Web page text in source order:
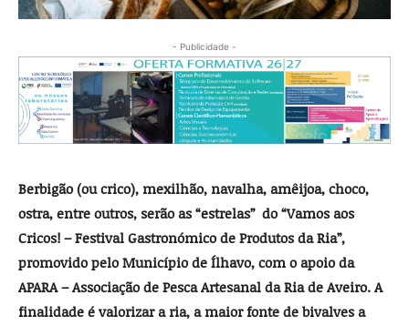
- Publicidade -
Berbigão (ou crico), mexilhão, navalha, amêijoa, choco,
ostra, entre outros, serão as “estrelas” do “Vamos aos
Cricos! – Festival Gastronómico de Produtos da Ria”,
promovido pelo Município de Ílhavo, com o apoio da
APARA – Associação de Pesca Artesanal da Ria de Aveiro. A
finalidade é valorizar a ria, a maior fonte de bivalves a